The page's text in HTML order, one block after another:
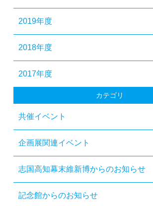
2019年度
2018年度
2017年度
カテゴリ
共催イベント
企画展関連イベント
志国高知幕末維新博からのお知らせ
記念館からのお知らせ